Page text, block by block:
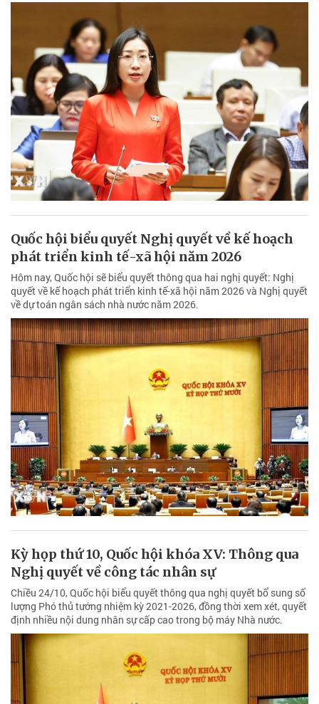
Quốc hội biểu quyết Nghị quyết về kế hoạch
phát triển kinh tế-xã hội năm 2026
Hôm nay, Quốc hội sẽ biểu quyết thông qua hai nghị quyết: Nghị
quyết về kế hoạch phát triển kinh tế-xã hội năm 2026 và Nghị quyết
về dự toán ngân sách nhà nước năm 2026.
Kỳ họp thứ 10, Quốc hội khóa XV: Thông qua
Nghị quyết về công tác nhân sự
Chiều 24/10, Quốc hội biểu quyết thông qua nghị quyết bổ sung số
lượng Phó thủ tướng nhiệm kỳ 2021-2026, đồng thời xem xét, quyết
định nhiều nội dung nhân sự cấp cao trong bộ máy Nhà nước.